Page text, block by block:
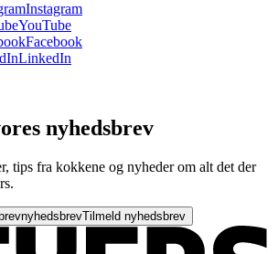
Instagram
YouTube
Facebook
LinkedIn
nyhedsbrev
tips fra kokkene og nyheder om alt det der
nyhedsbrevTilmeld nyhedsbrev